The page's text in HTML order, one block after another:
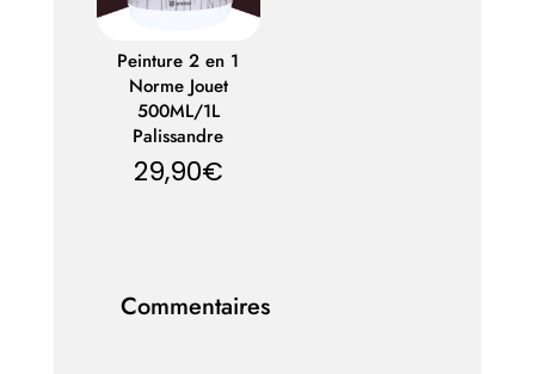
Peinture 2 en 1
Norme Jouet
500ML/1L
Palissandre
29,90€
Commentaires